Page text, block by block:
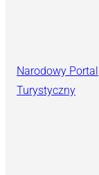
Narodowy Portal
Turystyczny